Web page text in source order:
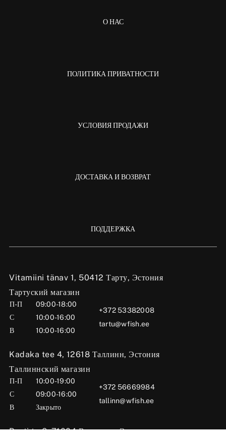
Vitamiini tänav 1, 50412 Тарту, Эстония
Тартуский магазин
П-П
09:00-18:00
С
10:00-16:00
В
10:00-16:00
+372 53382008
tartu@wfish.ee
Kadaka tee 4, 12618 Таллинн, Эстония
Таллиннский магазин
П-П
10:00-19:00
С
09:00-16:00
В
Закрыто
+372 56669984
tallinn@wfish.ee
Posti tn 6, 71004 Вильянди, Эстония
О НАС
ПОЛИТИКА ПРИВАТНОСТИ
УСЛОВИЯ ПРОДАЖИ
ДОСТАВКА И ВОЗВРАТ
ПОДДЕРЖКА